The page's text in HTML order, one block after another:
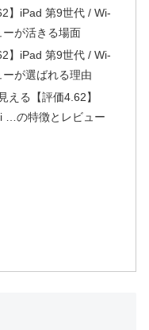
】iPad 第9世代 / Wi-
が活きる場面
】iPad 第9世代 / Wi-
が選ばれる理由
える【評価4.62】
…の特徴とレビュー